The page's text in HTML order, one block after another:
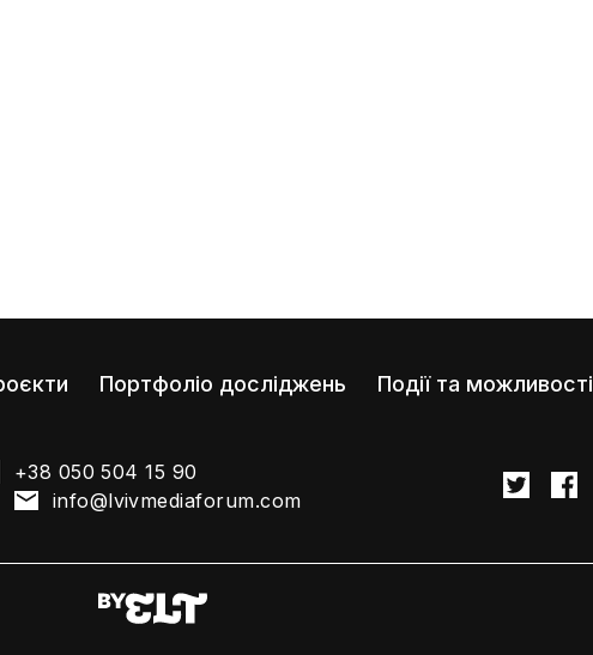
Портфоліо досліджень Події та можливості
+38 050 504 15 90
info@lvivmediaforum.com